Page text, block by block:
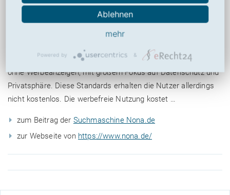
Bei Nona.de handelt es sich um eine Kölner Suchmaschine
ohne Werbeanzeigen, mit großem Fokus auf Datenschutz und
Privatsphäre. Diese Standards erhalten die Nutzer allerdings
nicht kostenlos. Die werbefreie Nutzung kostet …
zum Beitrag der Suchmaschine Nona.de
zur Webseite von https://www.nona.de/
Ablehnen
mehr
Powered by &